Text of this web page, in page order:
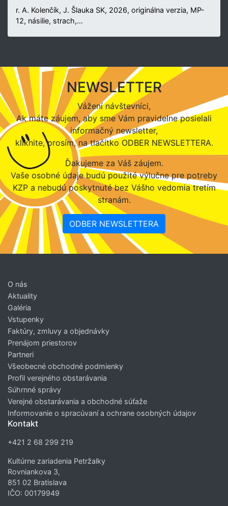
r. A. Kolenčík, J. Šlauka SK, 2026, originálna verzia, MP-
12, násilie, strach,…
NEWSLETTER
Vážení návštevníci,
Ak máte záujem, aby sme Vám pravidelne posielali
informačný newsletter,
kliknite, prosím, na tlačítko ODBER NEWSLETTERA.
Ďakujeme za Váš záujem.
Vaše osobné údaje budú použité výlučne pre potreby
KZP a nebudú poskytnuté bez Vášho vedomia tretím
stranám.
ODBER NEWSLETTERA
O nás
Aktuality
Galéria
Vstupenky
Faktúry, zmluvy a objednávky
Prenájom priestorov
Partneri
Všeobecné obchodné podmienky
Profil verejného obstarávania
Súhrnné správy
Verejné obstarávania a obchodné súťaže
Informovanie o spracúvaní a ochrane osobných údajov
Kontakt
+421 2 68 299 219
Kultúrne zariadenia Petržalky
Rovniankova 3,
851 02 Bratislava
IČO: 00179949